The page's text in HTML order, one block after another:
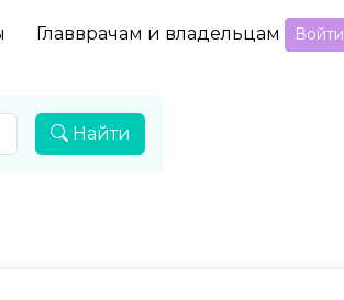
Главврачам и владельцам Войти
Найти